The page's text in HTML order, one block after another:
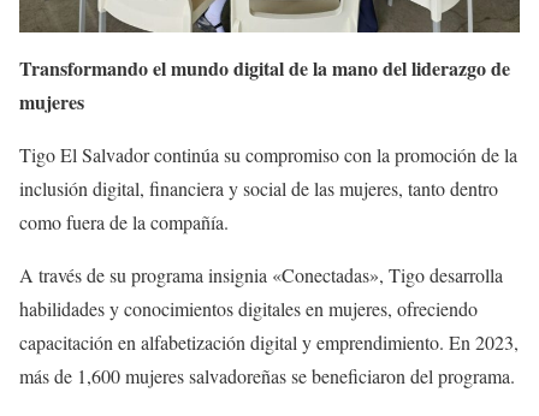
Transformando el mundo digital de la mano del liderazgo de
mujeres
Tigo El Salvador continúa su compromiso con la promoción de la
inclusión digital, financiera y social de las mujeres, tanto dentro
como fuera de la compañía.
A través de su programa insignia «Conectadas», Tigo desarrolla
habilidades y conocimientos digitales en mujeres, ofreciendo
capacitación en alfabetización digital y emprendimiento. En 2023,
más de 1,600 mujeres salvadoreñas se beneficiaron del programa.